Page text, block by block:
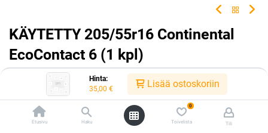
Hinta:
35,00 € Lisää ostoskoriin
Etusivu Haku
0
Toivelista Tili
KÄYTETTY 205/55r16 Continental
EcoContact 6 (1 kpl)
kk2055516ec61kpl
35,00€